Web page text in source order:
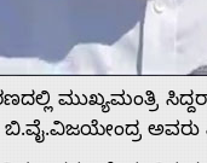
ಮುಖ್ಯಮಂತ್ರಿ
ಬಿ.ವೈ.ವಿಜಯೇಂದ್ರ ಅವರು